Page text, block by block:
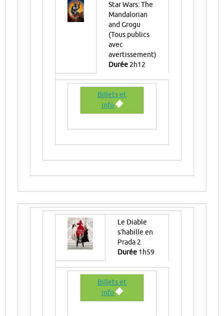
Star Wars: The
Mandalorian
and Grogu
(Tous publics
avec
avertissement)
Durée 2h12
Billets et
info
Le Diable
s’habille en
Prada 2
Durée 1h59
Billets et
info